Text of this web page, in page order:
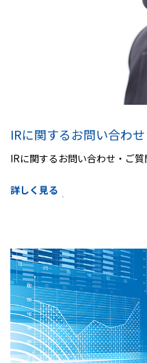
IRに関するお問い合わせ
IRに関するお問い合わせ・ご質
詳しく見る